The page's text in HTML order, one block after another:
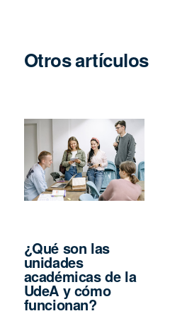
Otros artículos
¿Qué son las
unidades
académicas de la
UdeA y cómo
funcionan?